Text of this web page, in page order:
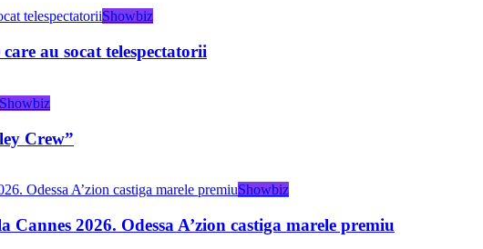
Showbiz
au socat telespectatorii
Showbiz
Crew”
Showbiz
2026. Odessa A’zion castiga marele premiu